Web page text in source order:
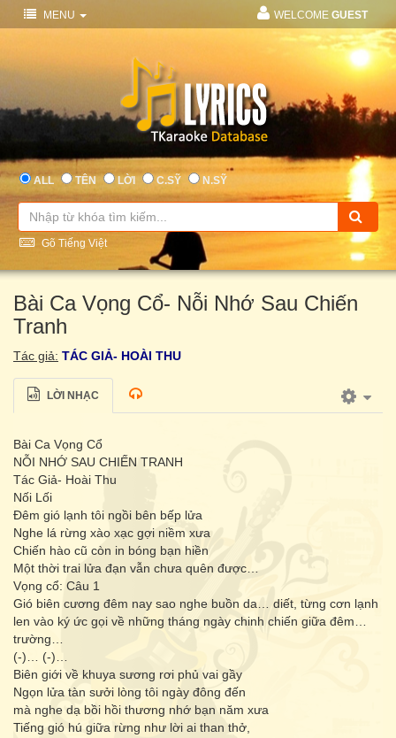
MENU WELCOME GUEST
ALL TÊN LỜI C.SỸ N.SỸ
Gõ Tiếng Việt
Bài Ca Vọng Cổ- Nỗi Nhớ Sau Chiến
Tranh
Tác giả: TÁC GIẢ- HOÀI THU
LỜI NHẠC
Bài Ca Vọng Cổ
NỖI NHỚ SAU CHIẾN TRANH
Tác Giả- Hoài Thu
Nối Lối
Đêm gió lạnh tôi ngồi bên bếp lửa
Nghe lá rừng xào xạc gợi niềm xưa
Chiến hào cũ còn in bóng bạn hiền
Một thời trai lửa đạn vẫn chưa quên được…
Vọng cổ: Câu 1
Gió biên cương đêm nay sao nghe buồn da… diết, từng cơn lạnh
len vào ký ức gọi về những tháng ngày chinh chiến giữa đêm…
trường…
(-)… (-)…
Biên giới về khuya sương rơi phủ vai gầy
Ngọn lửa tàn sưởi lòng tôi ngày đông đến
mà nghe dạ bồi hồi thương nhớ bạn năm xưa
Tiếng gió hú giữa rừng như lời ai than thở,